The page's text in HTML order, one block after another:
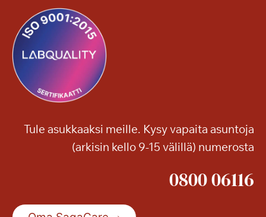
Tule asukkaaksi meille. Kysy vapaita asuntoja
(arkisin kello 9-15 välillä) numerosta
0800 06116